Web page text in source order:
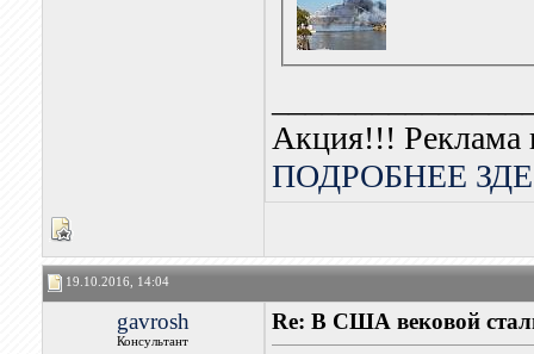
Акция!!! Реклама
ПОДРОБНЕЕ
19.10.2016, 14:04
gavrosh
Консультант
Re: В США вековой